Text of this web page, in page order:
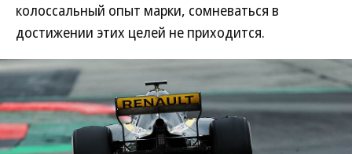
колоссальный опыт марки, сомневаться в
достижении этих целей не приходится.